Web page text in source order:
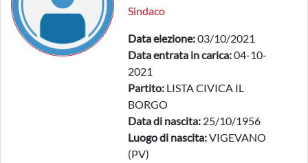
Sindaco
Data elezione:03/10/2021
Data entrata in carica:04-10-
2021
Partito: LISTA CIVICA IL
BORGO
Data di nascita: 25/10/1956
Luogo di nascita:VIGEVANO
(PV)